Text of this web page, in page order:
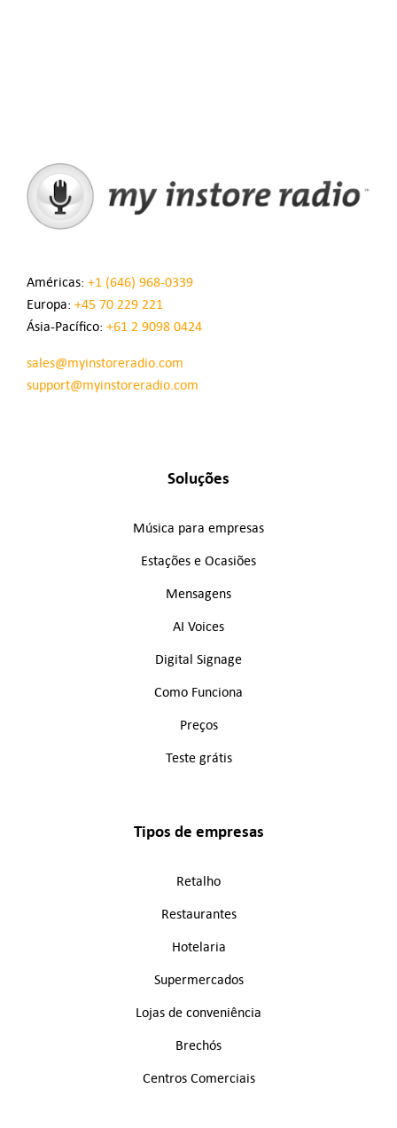
Américas: +1 (646) 968-0339
Europa: +45 70 229 221
Ásia-Pacífico: +61 2 9098 0424
sales@myinstoreradio.com
support@myinstoreradio.com
Soluções
Música para empresas
Estações e Ocasiões
Mensagens
AI Voices
Digital Signage
Como Funciona
Preços
Teste grátis
Tipos de empresas
Retalho
Restaurantes
Hotelaria
Supermercados
Lojas de conveniência
Brechós
Centros Comerciais